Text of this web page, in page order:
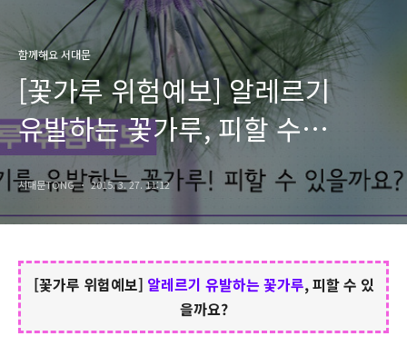
함께해요 서대문
[꽃가루 위험예보] 알레르기
유발하는 꽃가루, 피할 수
있을까요?
서대문TONG 2015. 3. 27. 11:12
[꽃가루 위험예보] 알레르기 유발하는 꽃가루, 피할 수 있
을까요?